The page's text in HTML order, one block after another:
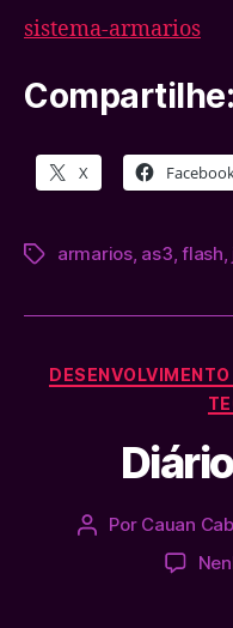
sistema-armarios
Compartilhe:
X
Tagsarmarios, as3,flash,
Autor
Por Cauan